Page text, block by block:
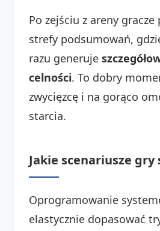
Po zejściu z areny gracze
strefy podsumowań,
razu generuje
celności. To dobry
zwycięzcę i na gorąco
starcia.
Jakie scenariusze gry
Oprogramowanie
elastycznie dopasować